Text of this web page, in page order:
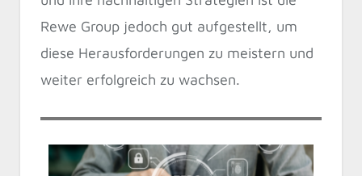
Rewe Group jedoch gut aufgestellt, um
diese Herausforderungen zu meistern und
weiter erfolgreich zu wachsen.